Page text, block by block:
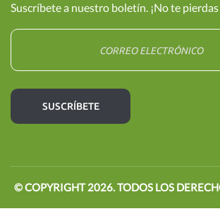
Suscríbete a nuestro boletín. ¡No te
© COPYRIGHT2026. TODOS LOS